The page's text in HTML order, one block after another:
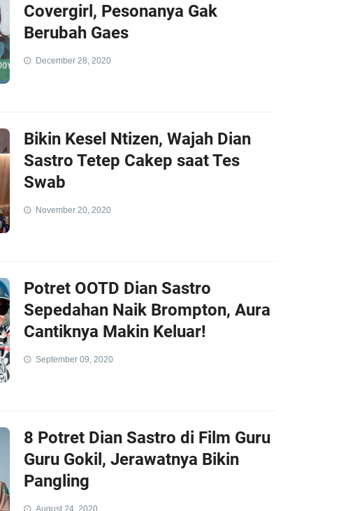
Covergirl, Pesonanya Gak
Berubah Gaes
December 28, 2020
Bikin Kesel Ntizen, Wajah Dian
Sastro Tetep Cakep saat Tes
Swab
November 20, 2020
Potret OOTD Dian Sastro
Sepedahan Naik Brompton, Aura
Cantiknya Makin Keluar!
September 09, 2020
8 Potret Dian Sastro di Film Guru
Guru Gokil, Jerawatnya Bikin
Pangling
August 24, 2020